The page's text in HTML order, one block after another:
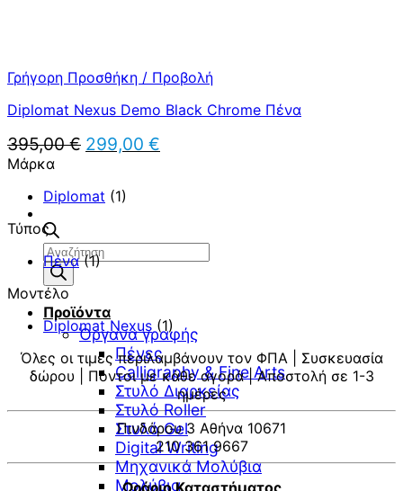
Αναζήτηση
προϊόντων
Προϊόντα
Όργανα γραφής
Πένες
Calligraphy & Fine Arts
Στυλό Διαρκείας
Στυλό Roller
Στυλό Gel
Digital Writing
Μηχανικά Μολύβια
Μολύβια
Γρήγορη Προσθήκη / Προβολή
Diplomat Nexus Demo Black Chrome Πένα
395,00€ Original
395,00 €.
299,00 €
Μάρκα
Diplomat (1)
Τύπος
Πένα (1)
Μοντέλο
Diplomat Nexus (1)
Όλες οι τιμές περιλαμβάνουν τον ΦΠΑ | Συσκευασία
δώρου | Πόντοι με κάθε αγορά | Αποστολή σε 1-3
ημέρες
Πινδάρου 3 Αθήνα 10671
210 361 9667
Ωράριο Καταστήματος